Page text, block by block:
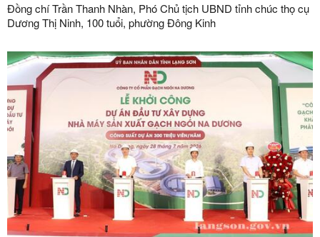
Đồng chí Trần Thanh Nhàn, Phó Chủ tịch UBND tỉnh chúc thọ cụ
Dương Thị Ninh, 100 tuổi, phường Đông Kinh